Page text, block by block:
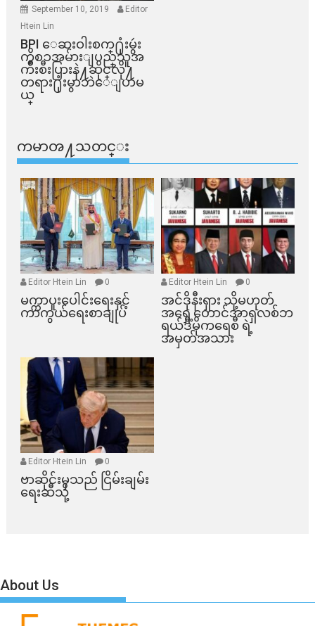
September 10, 2019
Editor
Htein Lin
BPI ​ေဆးဝါးစက္​႐ုံးမွဴး
ကိစၥအမ်ားျပည္​သူအ
က်ိဳးစီးပြားနဲ႔ဆိုင္​လို႔
တရား႐ုံးမွာဘဲေျပာမ
ယ္​
ကမာၻ႔သတင္း
Editor Htein Lin 0
မက္ကာပူးပေါင်းရေးနှင့်
ကာကွယ်ရေးစာချုပ်
Editor Htein Lin 0
အင်ဒိုနီးရှား သို့မဟုတ်
အရှေ့တောင်အာရှလစ်ဘ
ရယ်ဒီမိုကရေစီ ရဲ့
အမှတ်အသား
Editor Htein Lin 0
ဗာဆိုင်းမှသည် ငြိမ်းချမ်း
ရေးဆီသို့
About Us